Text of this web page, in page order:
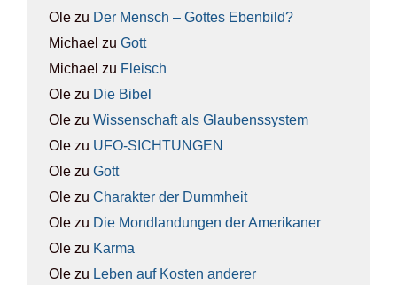
Ole zu Der Mensch – Got­tes Eben­bild?
Michael zu Gott
Michael zu Fleisch
Ole zu Die Bibel
Ole zu Wis­sen­schaft als Glau­bens­sys­tem
Ole zu UFO-SICH­TUN­GEN
Ole zu Gott
Ole zu Cha­rak­ter der Dumm­heit
Ole zu Die Mond­lan­dun­gen der Ame­ri­ka­ner
Ole zu Kar­ma
Ole zu Leben auf Kos­ten ande­rer